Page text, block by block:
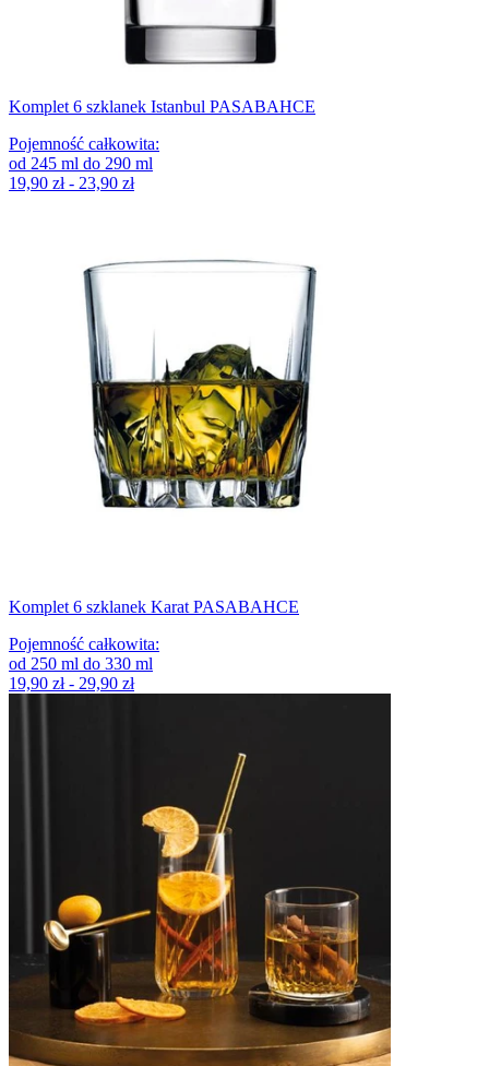
Komplet 6 szklanek Istanbul PASABAHCE
Pojemność całkowita:
od 245 ml do 290 ml
19,90 zł - 23,90 zł
Komplet 6 szklanek Karat PASABAHCE
Pojemność całkowita:
od 250 ml do 330 ml
19,90 zł - 29,90 zł